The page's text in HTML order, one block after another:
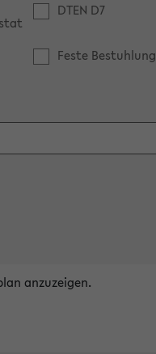
DTEN D7
Feste Bestuhlung
anzuzeigen.